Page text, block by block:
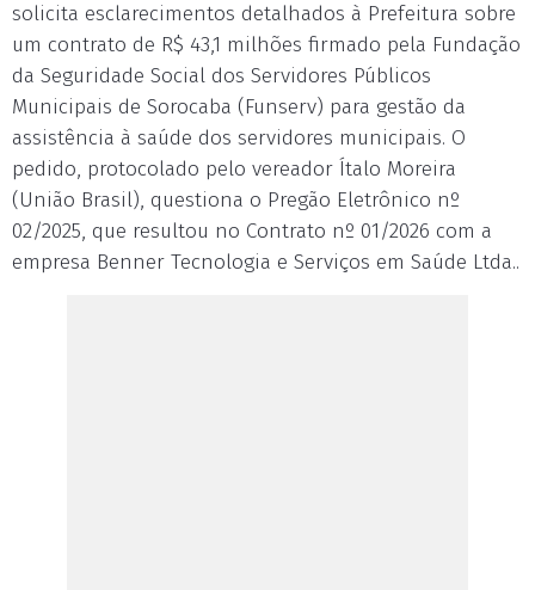
solicita esclarecimentos detalhados à Prefeitura sobre
um contrato de R$ 43,1 milhões firmado pela Fundação
da Seguridade Social dos Servidores Públicos
Municipais de Sorocaba (Funserv) para gestão da
assistência à saúde dos servidores municipais. O
pedido, protocolado pelo vereador Ítalo Moreira
(União Brasil), questiona o Pregão Eletrônico nº
02/2025, que resultou no Contrato nº 01/2026 com a
empresa Benner Tecnologia e Serviços em Saúde Ltda..